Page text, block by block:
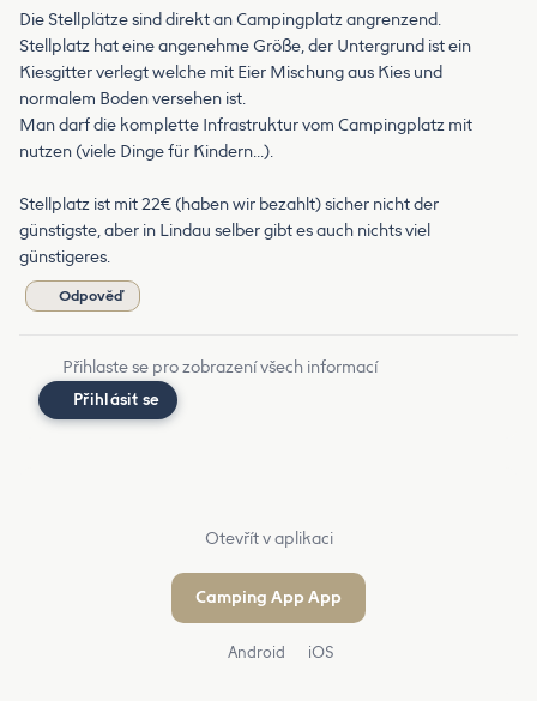
Die Stellplätze sind direkt an Campingplatz angrenzend.
Stellplatz hat eine angenehme Größe, der Untergrund ist ein
Kiesgitter verlegt welche mit Eier Mischung aus Kies und
normalem Boden versehen ist.
Man darf die komplette Infrastruktur vom Campingplatz mit
nutzen (viele Dinge für Kindern…).
Stellplatz ist mit 22€ (haben wir bezahlt) sicher nicht der
günstigste, aber in Lindau selber gibt es auch nichts viel
günstigeres.
Odpověď
Přihlaste se pro zobrazení všech informací
Přihlásit se
Otevřít v aplikaci
Camping App App
Android iOS